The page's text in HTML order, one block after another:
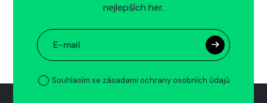
nejlepších her.
Souhlasím se zásadami ochrany osobních údajů